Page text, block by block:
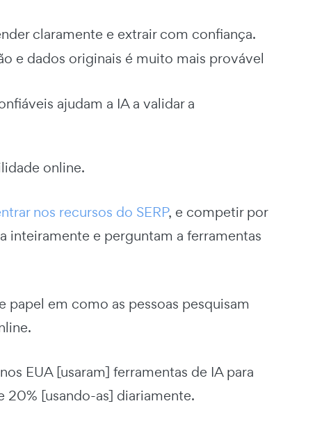
claramente e extrair com confiança.
e dados originais é muito mais provável
ajudam a IA a validar a
online.
nos recursos do SERP, e competir por
inteiramente e perguntam a ferramentas
papel em como as pessoas pesquisam
EUA [usaram] ferramentas de IA para
20% [usando-as] diariamente.